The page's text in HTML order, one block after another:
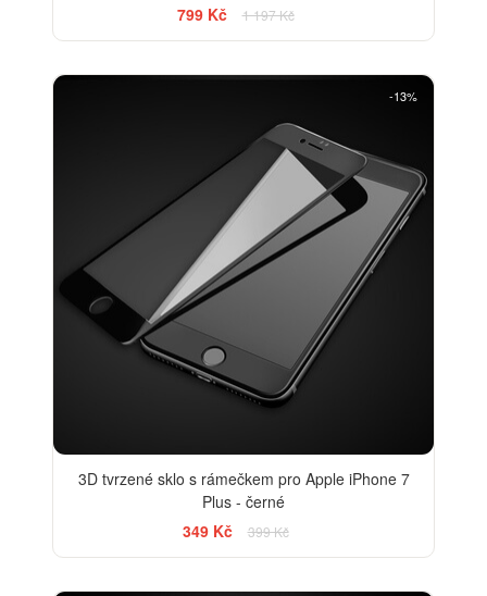
799 Kč
1 197 Kč
-13%
3D tvrzené sklo s rámečkem pro Apple iPhone 7
Plus - černé
349 Kč
399 Kč